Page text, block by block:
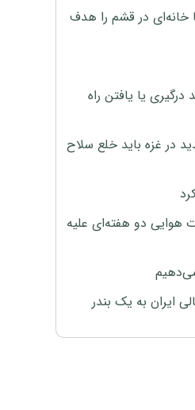
پوندی آمریکا خانه‌ای در قشم را هدف
یا یافتن راه
در غزه باید خلع سلاح
هوایی دو هفته‌ای علیه
ایران به یک بندر